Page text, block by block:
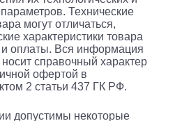
Технические
могут отличаться,
характеристики товара
и оплаты. Вся информация
справочный характер
офертой в
2 статьи 437 ГК РФ.
допустимы некоторые